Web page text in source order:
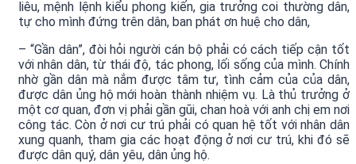
liêu, mệnh lệnh kiểu phong kiến, gia trưởng coi thường dân,
tự cho mình đứng trên dân, ban phát ơn huệ cho dân,
– “Gần dân”, đòi hỏi người cán bộ phải có cách tiếp cận tốt
với nhân dân, từ thái độ, tác phong, lối sống của mình. Chính
nhờ gần dân mà nắm được tâm tư, tình cảm của của dân,
được dân ủng hộ mới hoàn thành nhiệm vụ. Là thủ trưởng ở
một cơ quan, đơn vị phải gần gũi, chan hoà với anh chị em nơi
công tác. Còn ở nơi cư trú phải có quan hệ tốt với nhân dân
xung quanh, tham gia các hoạt động ở nơi cư trú, khi đó sẽ
được dân quý, dân yêu, dân ủng hộ.